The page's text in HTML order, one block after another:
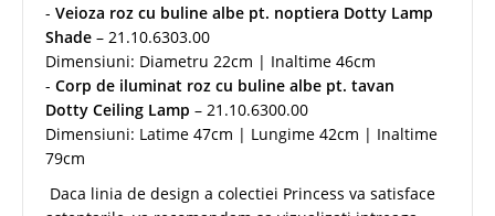
- Veioza roz cu buline albe pt. noptiera Dotty Lamp
Shade – 21.10.6303.00
Dimensiuni: Diametru 22cm | Inaltime 46cm
- Corp de iluminat roz cu buline albe pt. tavan
Dotty Ceiling Lamp – 21.10.6300.00
Dimensiuni: Latime 47cm | Lungime 42cm | Inaltime
79cm
Daca linia de design a colectiei Princess va satisface